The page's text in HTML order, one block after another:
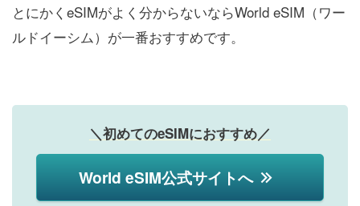
とにかくeSIMがよく分からないならWorld eSIM（ワー
ルドイーシム）が一番おすすめです。
＼初めてのeSIMにおすすめ／
World eSIM公式サイトへ